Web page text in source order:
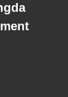
เครื่องบรรจุเคราะห์เคเบิ้ลชุดรวมแผ่นเรียบ สําหรับภาระหนัก ความหนา 0.8-1.5 มิลลิเมตร โวลเตชั่น 220V/380V